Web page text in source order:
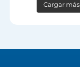
Cargar más